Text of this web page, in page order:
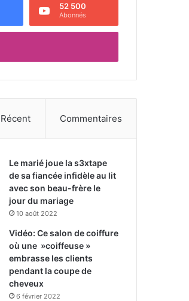
52 500
Abonnés
Récent Commentaires
Le marié joue la s3xtape
de sa fiancée infidèle au lit
avec son beau-frère le
jour du mariage
10 août 2022
Vidéo: Ce salon de coiffure
où une »coiffeuse »
embrasse les clients
pendant la coupe de
cheveux
6 février 2022